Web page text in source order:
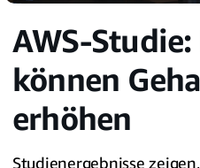
AWS-
können
erhöhen
Studienergebnisse